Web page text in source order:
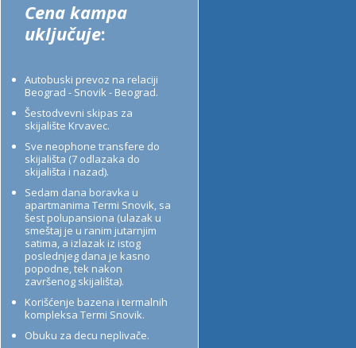
Cena kampa
uključuje:
Autobuski prevoz na relaciji
Beograd - Snovik - Beograd.
Šestodvevni skipas za
skijalište Krvavec.
Sve neophone transfere do
skijališta (7 odlazaka do
skijališta i nazad).
Sedam dana boravka u
apartmanima Termi Snovik, sa
šest polupansiona (ulazak u
smeštaj je u ranim jutarnjim
satima, a izlazak iz istog
poslednjeg dana je kasno
popodne, tek nakon
završenog skijališta).
Korišćenje bazena i termalnih
kompleksa Termi Snovik.
Obuku za decu neplivače.